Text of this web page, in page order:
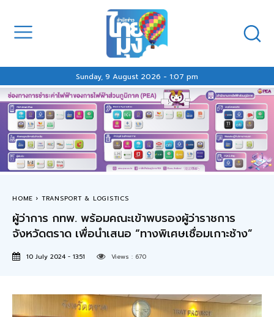
Sunday, 9 August 2026 - 1:07 pm
HOME TRANSPORT & LOGISTICS
ผู้ว่าการ กทพ. พร้อมคณะเข้าพบรองผู้ว่าราชการ
จังหวัดตราด เพื่อนำเสนอ “ทางพิเศษเชื่อมเกาะช้าง”
10 July 2024 - 13:51 Views : 670